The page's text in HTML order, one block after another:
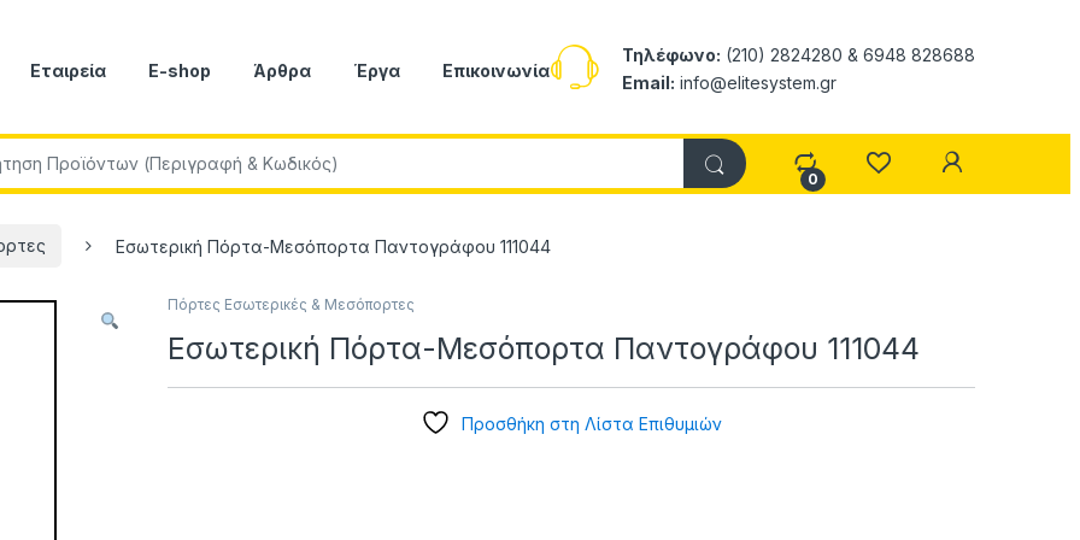
Εταιρεία E-shop Άρθρα Έργα Επικοινωνία
Τηλέφωνο: (210) 2824280 & 6948 828688
Email: info@elitesystem.gr
0
Εσωτερική Πόρτα-Μεσόπορτα Παντογράφου 111044
Πόρτες Εσωτερικές & Μεσόπορτες
Εσωτερική Πόρτα-Μεσόπορτα Παντογράφου 111044
Προσθήκη στη Λίστα Επιθυμιών